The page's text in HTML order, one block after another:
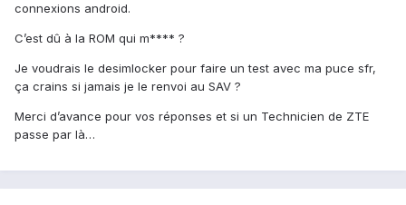
connexions android.
C’est dû à la ROM qui m**** ?
Je voudrais le desimlocker pour faire un test avec ma puce sfr,
ça crains si jamais je le renvoi au SAV ?
Merci d’avance pour vos réponses et si un Technicien de ZTE
passe par là…